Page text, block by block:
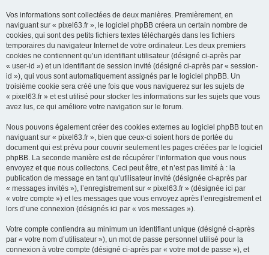
Vos informations sont collectées de deux manières. Premièrement, en
naviguant sur « pixel63.fr », le logiciel phpBB créera un certain nombre de
cookies, qui sont des petits fichiers textes téléchargés dans les fichiers
temporaires du navigateur Internet de votre ordinateur. Les deux premiers
cookies ne contiennent qu’un identifiant utilisateur (désigné ci-après par
« user-id ») et un identifiant de session invité (désigné ci-après par « session-
id »), qui vous sont automatiquement assignés par le logiciel phpBB. Un
troisième cookie sera créé une fois que vous naviguerez sur les sujets de
« pixel63.fr » et est utilisé pour stocker les informations sur les sujets que vous
avez lus, ce qui améliore votre navigation sur le forum.
Nous pouvons également créer des cookies externes au logiciel phpBB tout en
naviguant sur « pixel63.fr », bien que ceux-ci soient hors de portée du
document qui est prévu pour couvrir seulement les pages créées par le logiciel
phpBB. La seconde manière est de récupérer l’information que vous nous
envoyez et que nous collectons. Ceci peut être, et n’est pas limité à : la
publication de message en tant qu’utilisateur invité (désignée ci-après par
« messages invités »), l’enregistrement sur « pixel63.fr » (désignée ici par
« votre compte ») et les messages que vous envoyez après l’enregistrement et
lors d’une connexion (désignés ici par « vos messages »).
Votre compte contiendra au minimum un identifiant unique (désigné ci-après
par « votre nom d’utilisateur »), un mot de passe personnel utilisé pour la
connexion à votre compte (désigné ci-après par « votre mot de passe »), et